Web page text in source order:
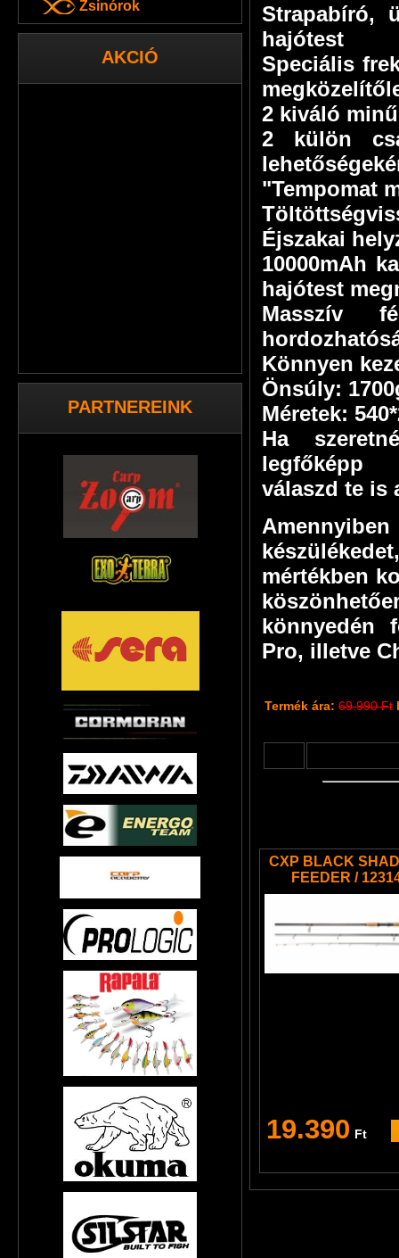
Zsinórok
AKCIÓ
PARTNEREINK
Strapabíró,
hajótest
Speciális
2 kiváló
2 külön
"Tempomat
Éjszakai
10000mAh
hajótest
Masszív
Könnyen
Önsúly:
Méretek:
Ha
legfőképp
válaszd te is
mértékben
könnyedén
Pro, illetve
Termék ára: 69.990 Ft
CXP BLACK
FEEDER /
19.390 Ft